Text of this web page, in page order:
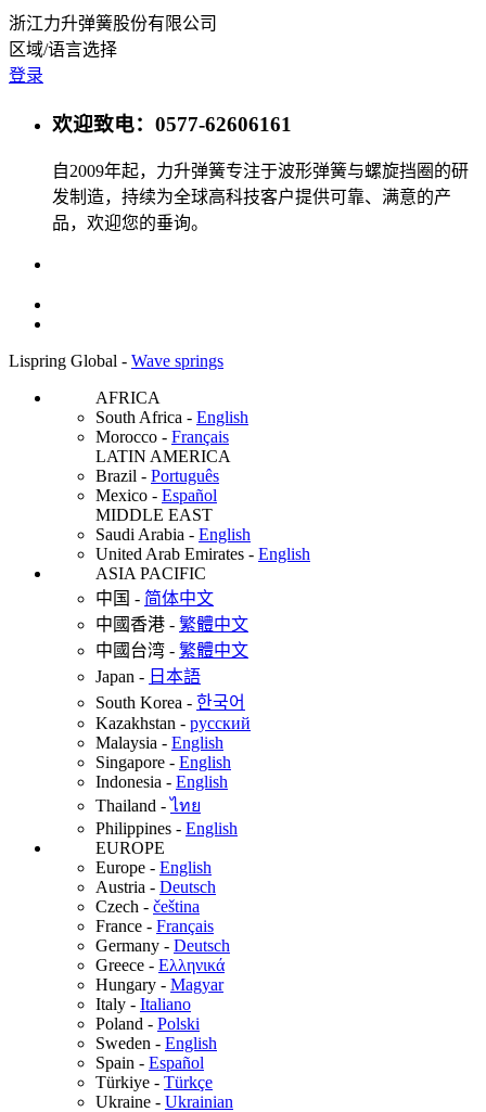
浙江力升弹簧股份有限公司
区域/语言选择
登录
欢迎致电：0577-62606161
自2009年起，力升弹簧专注于波形弹簧与螺旋挡圈的研
发制造，持续为全球高科技客户提供可靠、满意的产
品，欢迎您的垂询。
Lispring Global - Wave springs
AFRICA
South Africa - English
Morocco - Français
LATIN AMERICA
Brazil - Português
Mexico - Español
MIDDLE EAST
Saudi Arabia - English
United Arab Emirates - English
ASIA PACIFIC
中国 - 简体中文
中國香港 - 繁體中文
中國台湾 - 繁體中文
Japan - 日本語
South Korea - 한국어
Kazakhstan - русский
Malaysia - English
Singapore - English
Indonesia - English
Thailand -ไทย
Philippines - English
EUROPE
Europe - English
Austria - Deutsch
Czech - čeština
France - Français
Germany - Deutsch
Greece - Ελληνικά
Hungary - Magyar
Italy - Italiano
Poland - Polski
Sweden - English
Spain - Español
Türkiye - Türkçe
Ukraine - Ukrainian